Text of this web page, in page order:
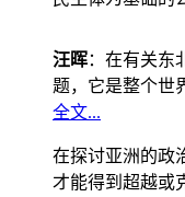
汪晖：在有关东
题，它是整个世
全文...
在探讨亚洲的政
才能得到超越或